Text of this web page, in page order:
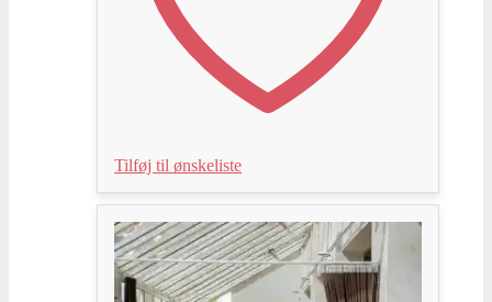
Tilføj til ønskeliste